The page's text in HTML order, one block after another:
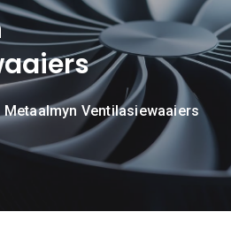
Metaalmyn Ventilasiewaaiers